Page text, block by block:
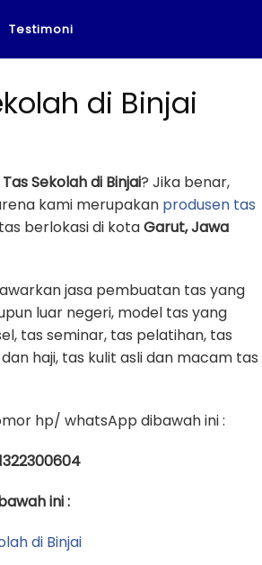
Testimoni
di Binjai
Sekolah di Binjai? Jika benar,
kami merupakan produsen tas
berlokasi di kotaGarut, Jawa
jasa pembuatan tas yang
luar negeri, model tas yang
tas seminar, tas pelatihan, tas
haji, tas kulit asli dan macam tas
hp/ whatsApp dibawah ini :
ini :